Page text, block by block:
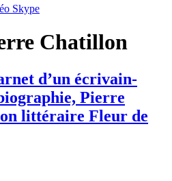
Skype
Chatillon
d’un écrivain-
Pierre
littéraire Fleur de